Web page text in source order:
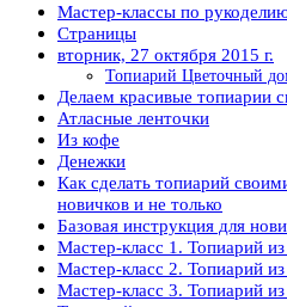
Мастер-классы по
Страницы
вторник, 27 октября 2015 г.
Топиарий Цветочный
Делаем красивые топиарии
Атласные ленточки
Из кофе
Денежки
Как сделать топиарий
новичков и не только
Базовая инструкция для
Мастер-класс 1. Топиарий
Мастер-класс 2. Топиарий
Мастер-класс 3. Топиарий